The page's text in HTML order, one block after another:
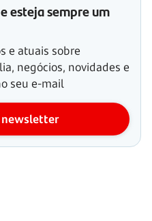
esteja sempre um
e atuais sobre
negócios, novidades e
seu e-mail
newsletter